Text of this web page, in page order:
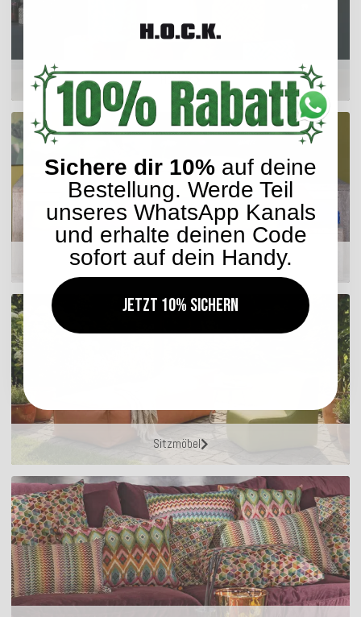
Hocker
Matratzenkissen
Sitzmöbel
Sichere dir 10% auf deine
Bestellung. Werde Teil
unseres WhatsApp Kanals
und erhalte deinen Code
sofort auf dein Handy.
Jetzt 10% sichern